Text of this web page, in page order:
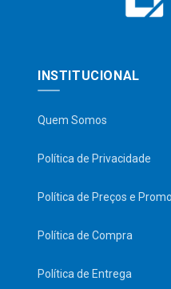
INSTITUCIONAL
Quem Somos
Política de Privacidade
Política de Preços e
Política de Compra
Política de Entrega